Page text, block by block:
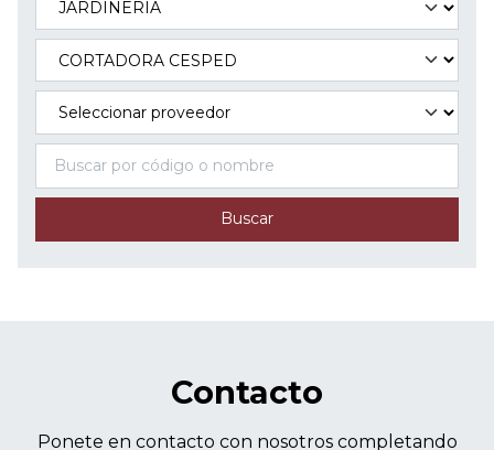
Buscar
Contacto
Ponete en contacto con nosotros completando